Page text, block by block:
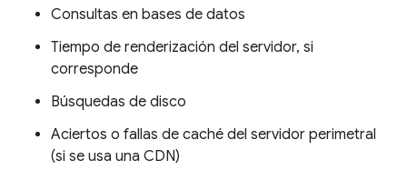
Consultas en bases de datos
Tiempo de renderización del servidor, si
corresponde
Búsquedas de disco
Aciertos o fallas de caché del servidor perimetral
(si se usa una CDN)